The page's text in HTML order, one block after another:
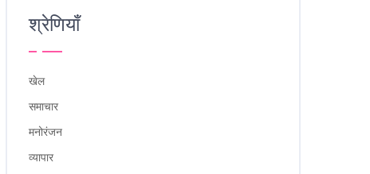
श्रेणियाँ
खेल
समाचार
मनोरंजन
व्यापार